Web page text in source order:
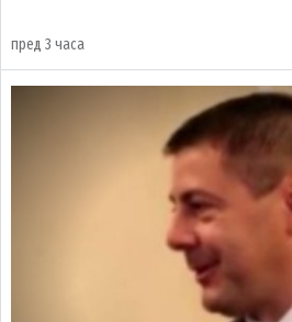
пред 3 часа